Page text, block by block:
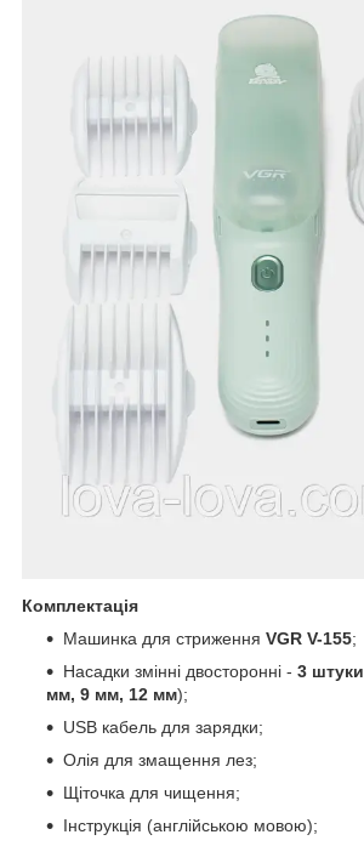
Комплектація
Машинка для стриження VGR V-155;
Насадки змінні двосторонні - 3 штуки
мм, 9 мм, 12 мм);
USB кабель для зарядки;
Олія для змащення лез;
Щіточка для чищення;
Інструкція (англійською мовою);